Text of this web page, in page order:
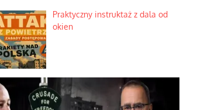
Praktyczny instruktaż z dala od
okien